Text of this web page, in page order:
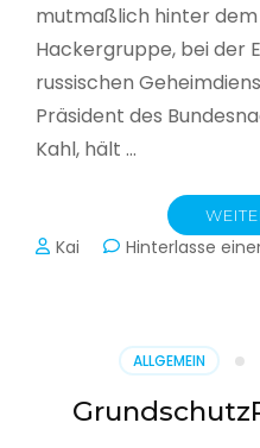
mutmaßlich hinter
Hackergruppe, bei der
russischen
Präsident des
Kahl, hält …
Kai Hinterlasse
ALLGEMEIN